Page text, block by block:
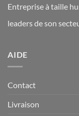
Entreprise à taille
leaders de son
AIDE
Contact
Livraison